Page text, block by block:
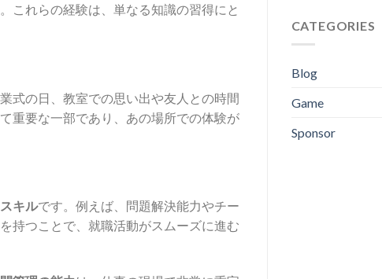
これらの経験は、単なる知識の習得にと
式の日、教室での思い出や友人との時間
重要な一部であり、あの場所での体験が
スキルです。例えば、問題解決能力やチー
持つことで、就職活動がスムーズに進む
CATEGORIES
Blog
Game
Sponsor